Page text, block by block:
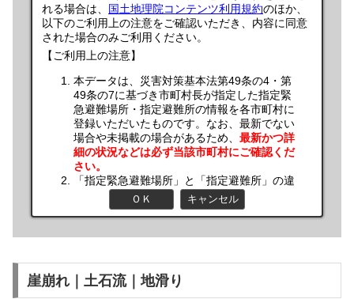
崖崩れ｜土石流｜地滑り